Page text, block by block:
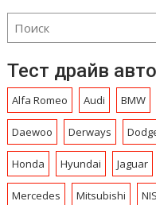
Тест драйв авто
Alfa Romeo Audi BMW
Daewoo Derways
Honda Hyundai Jaguar
Mercedes Mitsubishi